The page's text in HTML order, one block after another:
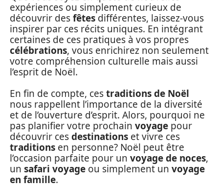
expériences ou simplement curieux de
découvrir desfêtes différentes, laissez-vous
inspirer par ces récits uniques. En intégrant
certaines de ces pratiques à vos propres
célébrations, vous enrichirez non seulement
votre compréhension culturelle mais aussi
l’esprit de Noël.
En fin de compte, cestraditions de Noël
nous rappellent l’importance de la diversité
et de l’ouverture d’esprit. Alors, pourquoi ne
pas planifier votre prochain voyage pour
découvrir cesdestinations et vivre ces
traditions en personne? Noël peut être
l’occasion parfaite pour un voyage de noces,
un safari voyage ou simplement un voyage
en famille.